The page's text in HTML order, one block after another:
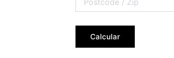
Calcular